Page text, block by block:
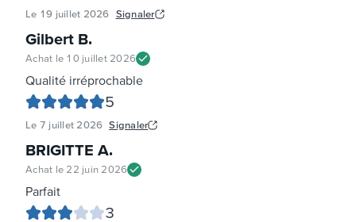
Le 19 juillet 2026 Signaler
Gilbert B.
Achat le 10 juillet 2026
Qualité irréprochable
5
Le 7 juillet 2026 Signaler
BRIGITTE A.
Achat le 22 juin 2026
Parfait
3